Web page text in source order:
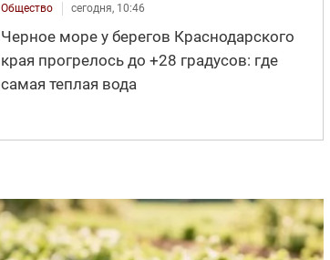
Общество сегодня, 10:46
Черное море у берегов Краснодарского
края прогрелось до +28 градусов: где
самая теплая вода